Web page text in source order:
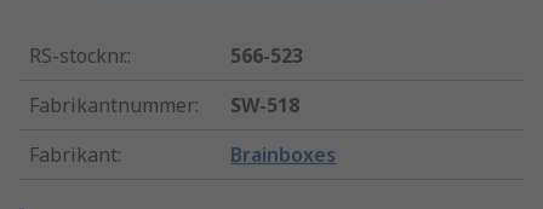
RS-stocknr.:
566-523
Fabrikantnummer:
SW-518
Fabrikant: Brainboxes